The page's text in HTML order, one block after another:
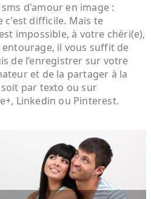
d'amour en image :
c'est difficile. Mais te
impossible, à votre chéri(e),
il vous suffit de
de l’enregistrer sur votre
et de la partager à la
par texto ou sur
Linkedin ou Pinterest.